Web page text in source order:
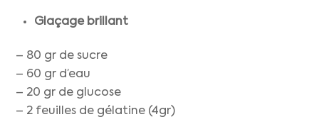
Glaçage brillant
– 80 gr de sucre
– 60 gr d’eau
– 20 gr de glucose
– 2 feuilles de gélatine (4gr)